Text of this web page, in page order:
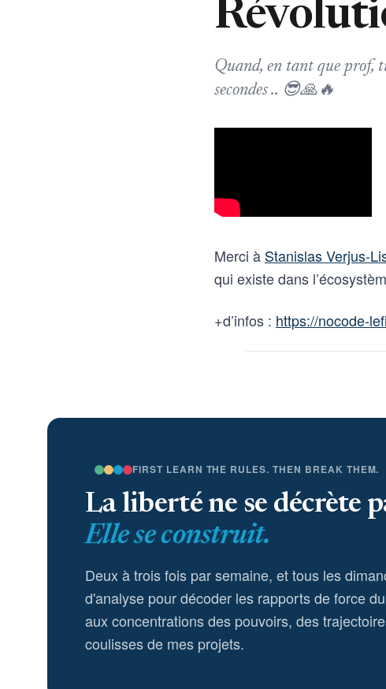
Quand, en tant que prof,
secondes .. 😎🙏🔥
Merci à Stanislas Verjus-
qui existe dans
+d’infos : https://nocode-
FIRST LEARN THE RULES. THEN BREAK THEM.
La liberté ne se décrète
Elle se construit.
Deux à trois fois par semaine, et tous les
d'analyse pour décoder les rapports de force
aux concentrations des pouvoirs, des
coulisses de mes projets.